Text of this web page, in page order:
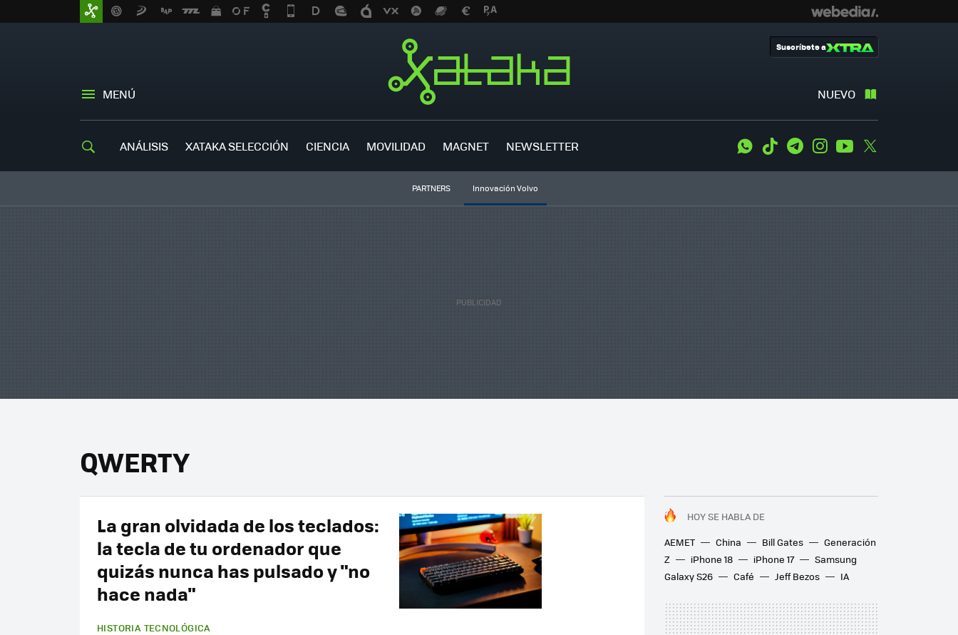
MENÚ NUEVO
Suscríbete a
ANÁLISIS XATAKA SELECCIÓN CIENCIA MOVILIDAD MAGNET NEWSLETTER WhatsApp
Tiktok TelegramInstagramYoutube
PARTNERS Innovación Volvo
QWERTY
HOY SE HABLA DE
AEMET
China Bill Gates
Generación
Z
iPhone 18 iPhone 17
Samsung
Galaxy S26
Café Jeff Bezos IA
La gran olvidada de los teclados:
la tecla de tu ordenador que
quizás nunca has pulsado y "no
hace nada"
HISTORIA TECNOLÓGICA